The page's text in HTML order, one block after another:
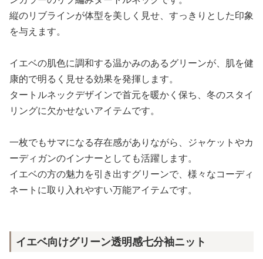
縦のリブラインが体型を美しく見せ、すっきりとした印象
を与えます。
イエベの肌色に調和する温かみのあるグリーンが、肌を健
康的で明るく見せる効果を発揮します。
タートルネックデザインで首元を暖かく保ち、冬のスタイ
リングに欠かせないアイテムです。
一枚でもサマになる存在感がありながら、ジャケットやカ
ーディガンのインナーとしても活躍します。
イエベの方の魅力を引き出すグリーンで、様々なコーディ
ネートに取り入れやすい万能アイテムです。
イエベ向けグリーン透明感七分袖ニット